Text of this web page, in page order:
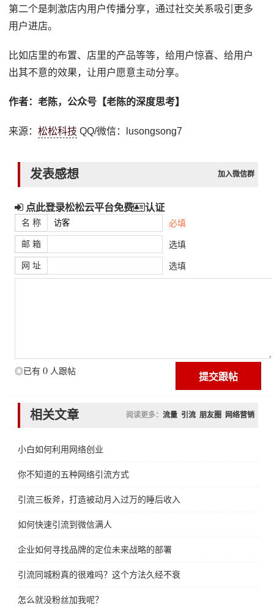
第二个是刺激店内用户传播分享，通过社交关系吸引更多
用户进店。
比如店里的布置、店里的产品等等，给用户惊喜、给用户
出其不意的效果，让用户愿意主动分享。
作者：老陈，公众号【老陈的深度思考】
来源：松松科技 QQ/微信：lusongsong7
发表感想 加入微信群
点此登录松松云平台免费 认证
名 称 必填
邮 箱 选填
网 址 选填
◎已有 0 人跟帖
相关文章 阅读更多： 流量 引流 朋友圈 网络营销
小白如何利用网络创业
你不知道的五种网络引流方式
引流三板斧，打造被动月入过万的睡后收入
如何快速引流到微信满人
企业如何寻找品牌的定位未来战略的部署
引流同城粉真的很难吗？这个方法久经不衰
怎么就没粉丝加我呢？